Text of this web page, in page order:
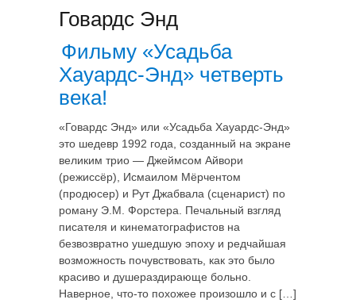
Говардс Энд
Фильму «Усадьба
Хауардс-Энд» четверть
века!
«Говардс Энд» или «Усадьба Хауардс-Энд»
это шедевр 1992 года, созданный на экране
великим трио — Джеймсом Айвори
(режиссёр), Исмаилом Мёрчентом
(продюсер) и Рут Джабвала (сценарист) по
роману Э.М. Форстера. Печальный взгляд
писателя и кинематографистов на
безвозвратно ушедшую эпоху и редчайшая
возможность почувствовать, как это было
красиво и душераздирающе больно.
Наверное, что-то похожее произошло и с […]